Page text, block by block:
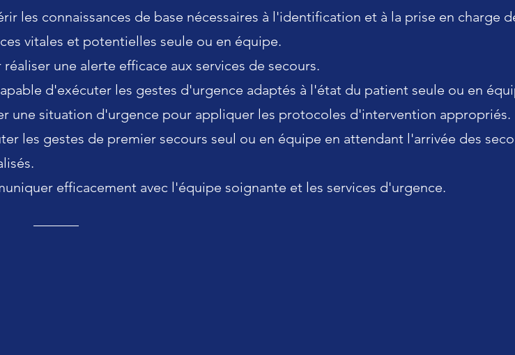
les connaissances de base nécessaires à l'identification et à la prise en charge
vitales et potentielles seule ou en équipe.
réaliser une alerte efficace aux services de secours.
d'exécuter les gestes d'urgence adaptés à l'état du patient seule ou en
une situation d'urgence pour appliquer les protocoles d'intervention appropriés.
les gestes de premier secours seul ou en équipe en attendant l'arrivée des
efficacement avec l'équipe soignante et les services d'urgence.